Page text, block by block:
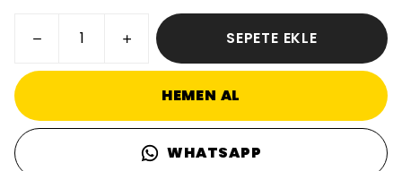
SEPETE EKLE
HEMEN AL
WHATSAPP